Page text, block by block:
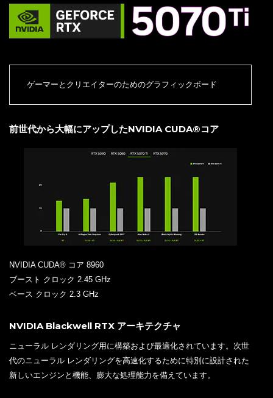
ゲーマーとクリエイターのためのグラフィックボード
前世代から大幅にアップしたNVIDIA CUDA®コア
NVIDIA CUDA® コア 8960
ブースト クロック 2.45 GHz
ベース クロック 2.3 GHz
NVIDIA Blackwell RTX アーキテクチャ
ニューラル レンダリング用に構築および最適化されています。次世
代のニューラル レンダリングを高速化するために特別に設計された
新しいエンジンと機能、膨大な処理能力を備えています。